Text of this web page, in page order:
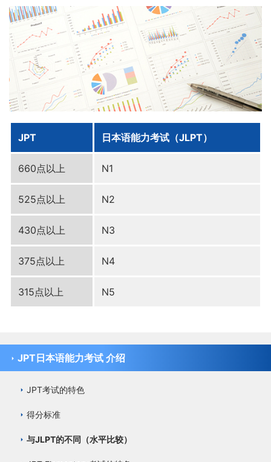
JPT 日本语能力考试（JLPT）
660点以上 N1
525点以上 N2
430点以上 N3
375点以上 N4
315点以上 N5
JPT日本语能力考试 介绍
JPT考试的特色
得分标准
与JLPT的不同（水平比较）